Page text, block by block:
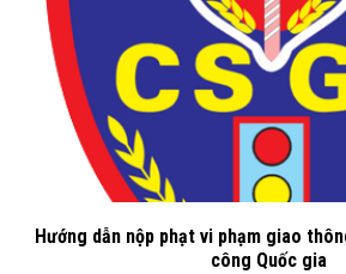
Hướng dẫn nộp phạt vi phạm giao
công Quốc gia